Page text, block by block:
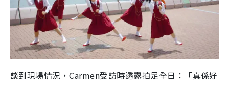
談到現場情況，Carmen受訪時透露拍足全日：「真係好